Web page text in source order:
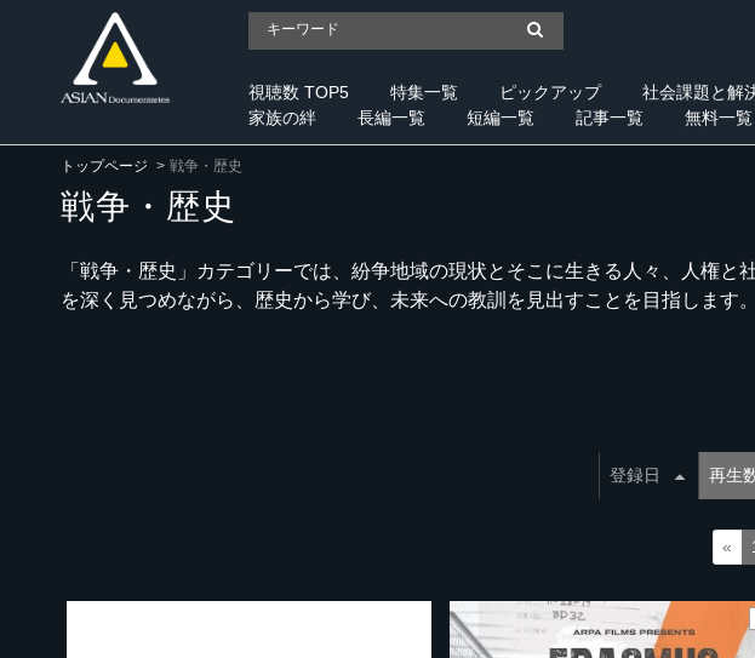
視聴数 TOP5 特集一覧 ピックアップ 社会課題と解
家族の絆
長編一覧 短編一覧 記事一覧 無料一覧
トップページ 戦争・歴史
戦争・歴史
「戦争・歴史」カテゴリーでは、紛争地域の現状とそこに生きる人々、人権
を深く見つめながら、歴史から学び、未来への教訓を見出すことを目指します。
登録日 再生
«